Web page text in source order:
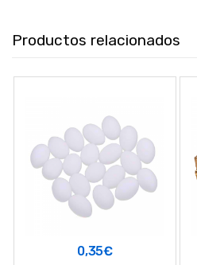
Productos relacionados
0,35€